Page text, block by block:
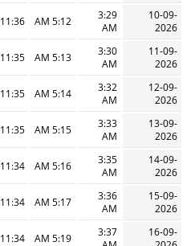
10-09-
2026
3:29
AM
5:12 AM
11:36 AM
11-09-
2026
3:30
AM
5:13 AM
11:35 AM
12-09-
2026
3:32
AM
5:14 AM
11:35 AM
13-09-
2026
3:33
AM
5:15 AM
11:35 AM
14-09-
2026
3:35
AM
5:16 AM
11:34 AM
15-09-
2026
3:36
AM
5:17 AM
11:34 AM
16-09-
3:37
5:19 AM
11:34 AM